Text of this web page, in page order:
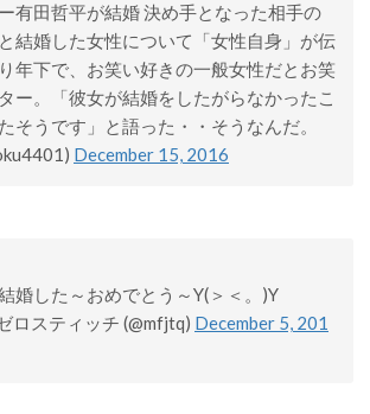
有田哲平が結婚 決め手となった相手の
結婚した女性について「女性自身」が伝
年下で、お笑い好きの一般女性だとお笑
ー。「彼女が結婚をしたがらなかったこ
そうです」と語った・・そうなんだ。
December 15, 2016
婚した～おめでとう～Y(＞＜。)Y
ロスティッチ (@mfjtq) December 5, 201